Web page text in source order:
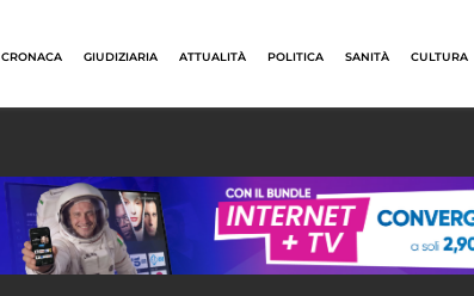
CRONACA GIUDIZIARIA ATTUALITÀ POLITICA SANITÀ CULTURA